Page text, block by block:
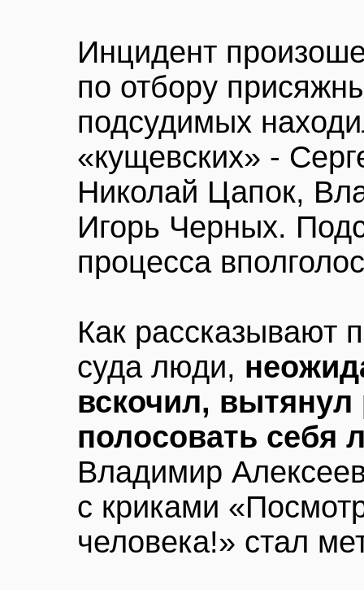
Инцидент
по отбору
подсудимых
«кущевских» -
Николай Цапок,
Игорь Черных.
процесса
Как рассказывают
суда люди,
вскочил, вытянул
полосовать себя
Владимир
с криками
человека!» стал